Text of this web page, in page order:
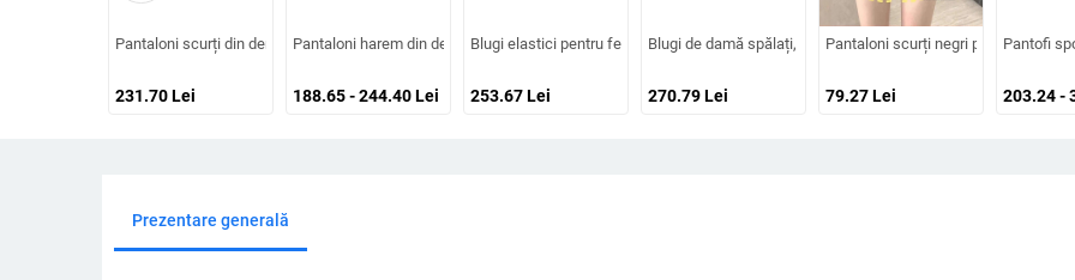
Pantaloni scurți din denim cu gradient popular transfrontalier, spălați, retro, versatili, lejeri, drepți, trei sferturi, mărime mare
231.70Lei
Pantaloni harem din denim brodați, pentru femei, de primăvară și toamnă, lejeri, plus mărime, cu talie elastică,
188.65 - 244.40Lei
Blugi elastici pentru femei cu talie înaltă, blugi skinny stil street, ținute casual la modă,
253.67Lei
Blugi de damă spălați, ușor evazați, cu talie înaltă, cu mai
270.79Lei
Pantaloni scurți negri pentru femei,
79.27Lei
Pantofi
203.24 -
Prezentare generală